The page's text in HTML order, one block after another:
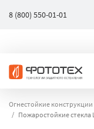
8 (800) 550-01-01
Огнестойкие конструкции
Пожаростойкие